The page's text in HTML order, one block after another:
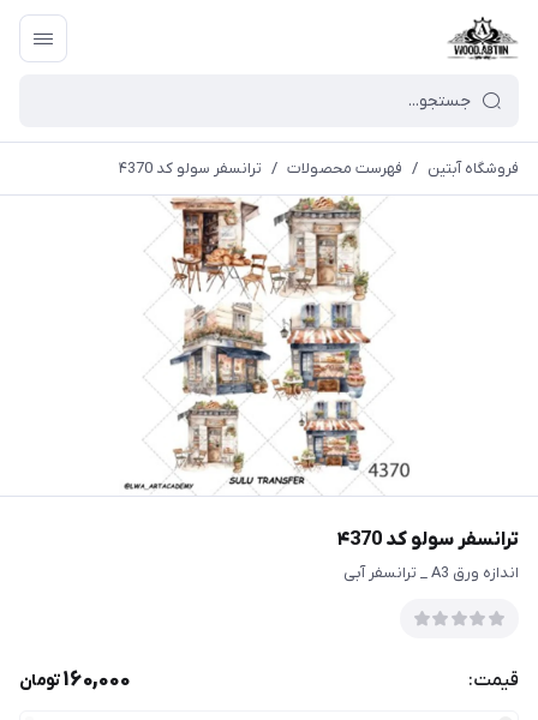
فروشگاه آبتین / فهرست محصولات / ترانسفر سولو کد ۴370
ترانسفر سولو کد ۴370
اندازه ورق A3 _ ترانسفر آبی
قیمت: 160,000تومان